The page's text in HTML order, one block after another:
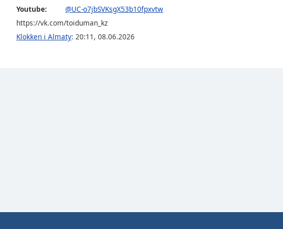
Opacity
Youtube:
@UC-o7jbSVKsgX53b10fpxvtw
https://vk.com/toiduman_kz
Klokken i Almaty: 20:11 , 08.06.2026